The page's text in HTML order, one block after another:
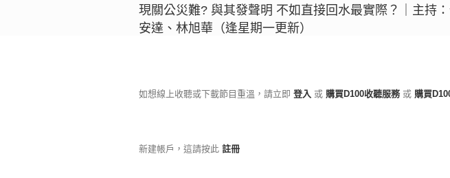
現關公災難? 與其發聲明 不如直接回水最實際？｜主持
安達、林旭華（逢星期一更新）
如想線上收聽或下載節目重溫，請立即 登入 或 購買D100收聽服務 或 購買
新建帳戶，這請按此 註冊